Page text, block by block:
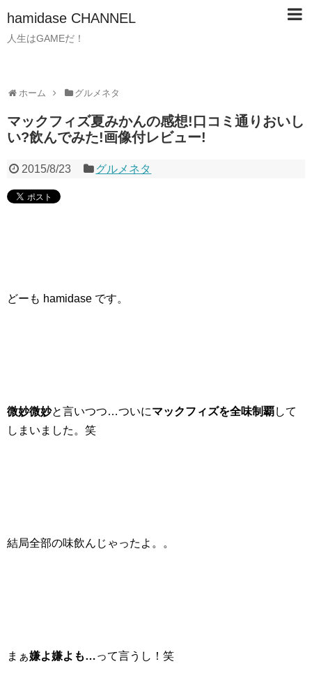
hamidase CHANNEL
人生はGAMEだ！
ホーム グルメネタ
マックフィズ夏みかんの感想!口コミ通りおいし
い?飲んでみた!画像付レビュー!
2015/8/23 グルメネタ
どーも hamidase です。
微妙微妙と言いつつ…ついにマックフィズを全味制覇して
しまいました。笑
結局全部の味飲んじゃったよ。。
まぁ嫌よ嫌よも…って言うし！笑